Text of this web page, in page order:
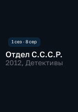
Отдел С.С.С.Р.
2012, Детективы